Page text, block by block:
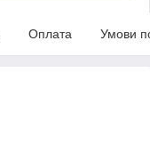
Оплата Умови